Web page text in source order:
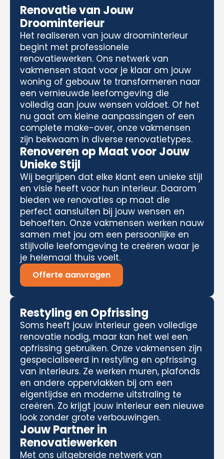
Renovatie van Jouw
Droominterieur
Het realiseren van jouw droominterieur
begint met professionele
renovatiewerken. Ons netwerk van
vakmensen staat voor je klaar om jouw
woning of gebouw te transformeren naar
een vernieuwde leefomgeving die
volledig aan jouw wensen voldoet. Of het
nu gaat om kleine aanpassingen of een
complete make-over, onze vakmensen
zijn bekwaam in diverse renovatietypes.
Renoveren op Maat voor Jouw
Unieke Stijl
Wij begrijpen dat elke klant een unieke stijl
en visie heeft voor hun interieur. Daarom
bieden we renovaties op maat die
perfect aansluiten bij jouw wensen en
behoeften. Onze vakmensen werken nauw
samen met jou om een persoonlijke en
stijlvolle leefomgeving te creëren waar je
je helemaal thuis voelt.
Offerte aanvragen
Restyling en Opfrissing
Soms heeft jouw interieur geen volledige
renovatie nodig, maar kan het wel een
opfrissing gebruiken. Onze vakmensen zijn
gespecialiseerd in restyling en opfrissing
van interieurs. Ze werken muren, plafonds
en andere oppervlakken bij om een
eigentijdse en moderne uitstraling te
creëren. Zo krijgt jouw interieur een nieuwe
look zonder grote verbouwingen.
Jouw Partner in
Renovatiewerken
Met ons uitgebreide netwerk van